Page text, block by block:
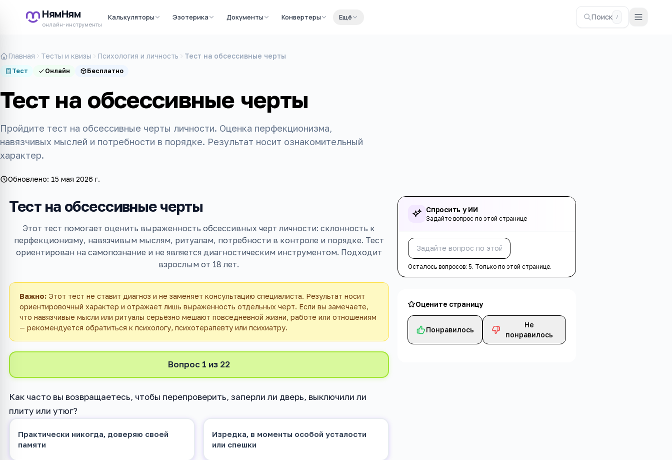
НямНям
онлайн-инструменты
Калькуляторы Эзотерика Документы Конвертеры Ещё Поиск /
Главная Тесты и квизы Психология и личность Тест на обсессивные черты
Тест Онлайн Бесплатно
Тест на обсессивные черты
Пройдите тест на обсессивные черты личности. Оценка перфекционизма,
навязчивых мыслей и потребности в порядке. Результат носит ознакомительный
характер.
Обновлено: 15 мая 2026 г.
Тест на обсессивные черты
Этот тест помогает оценить выраженность обсессивных черт личности: склонность к
перфекционизму, навязчивым мыслям, ритуалам, потребности в контроле и порядке. Тест
ориентирован на самопознание и не является диагностическим инструментом. Подходит
взрослым от 18 лет.
Важно:Этот тест не ставит диагноз и не заменяет консультацию специалиста. Результат носит
ориентировочный характер и отражает лишь выраженность отдельных черт. Если вы замечаете,
что навязчивые мысли или ритуалы серьёзно мешают повседневной жизни, работе или отношениям
— рекомендуется обратиться к психологу, психотерапевту или психиатру.
Вопрос 1 из 22
Как часто вы возвращаетесь, чтобы перепроверить, заперли ли дверь, выключили ли
плиту или утюг?
Практически никогда, доверяю своей
памяти
Изредка, в моменты особой усталости
или спешки
Спросить у ИИ
Задайте вопрос по этой странице
Осталось вопросов:5. Только по этой странице.
Оцените страницу
Понравилось
Не
понравилось